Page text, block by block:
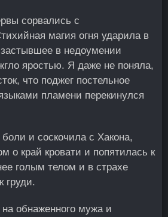
сорвались с
магия огня ударила в
застывшее в недоумении
яростью. Я даже не поняла,
что поджег постельное
пламени перекинулся
и соскочила с Хакона,
о край кровати и попятилась к
голым телом и в страхе
груди.
обнаженного мужа и